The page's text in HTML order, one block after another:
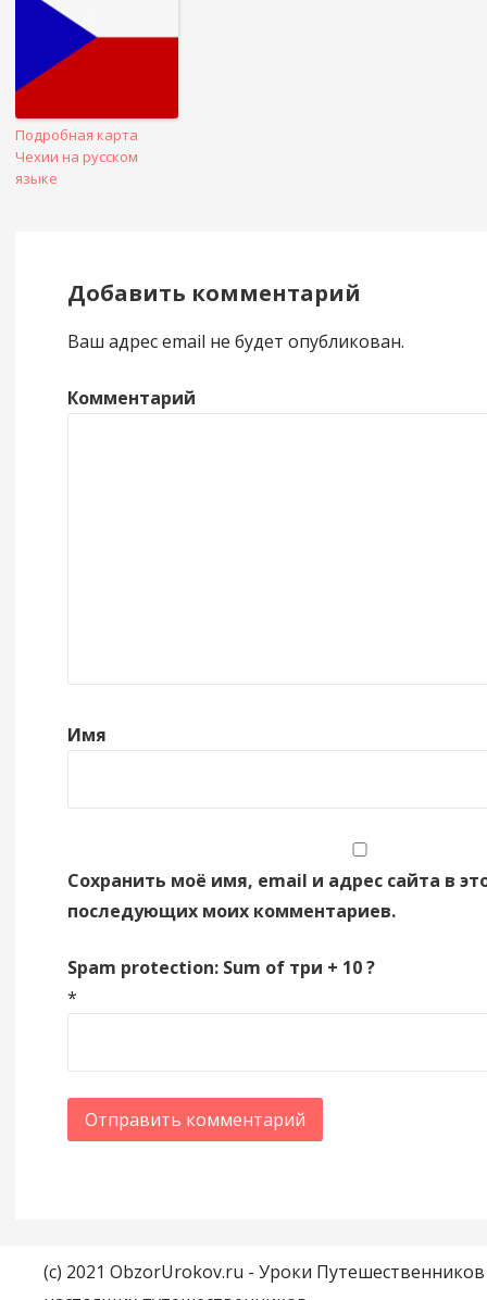
Подробная карта
Чехии на русском
языке
Добавить комментарий
Ваш адрес email не будет опубликован.
Комментарий
Имя
Сохранить моё имя, email и адрес сайта в
последующих моих комментариев.
Spam protection: Sum of три + 10 ?
*
(c) 2021 ObzorUrokov.ru - Уроки